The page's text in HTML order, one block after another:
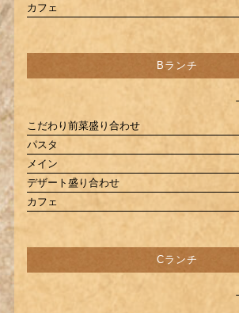
カフェ
Bランチ
こだわり前菜盛り合わせ
パスタ
メイン
デザート盛り合わせ
カフェ
Cランチ